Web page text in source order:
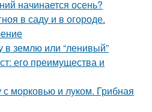
начинается осень?
в саду и в огороде.
в землю или “ленивый”
его преимущества и
с морковью и луком. Грибная